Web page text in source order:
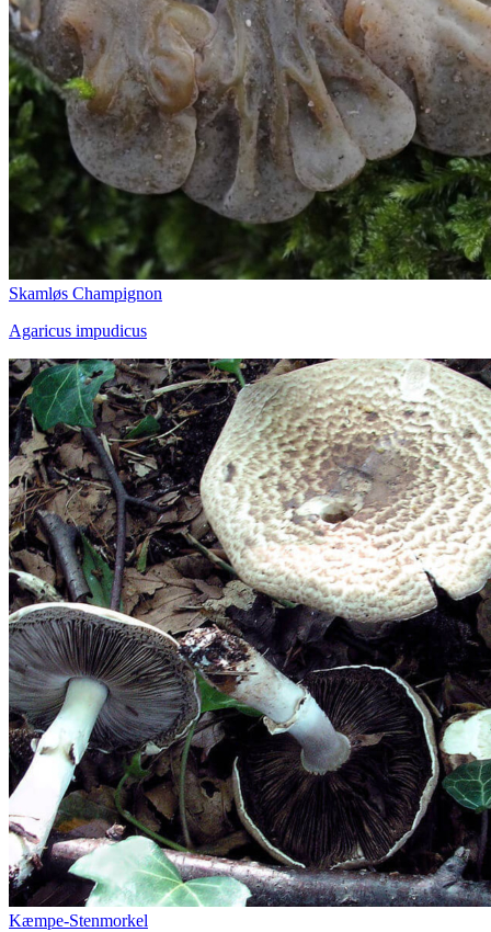
Skamløs Champignon
Agaricus impudicus
Kæmpe-Stenmorkel